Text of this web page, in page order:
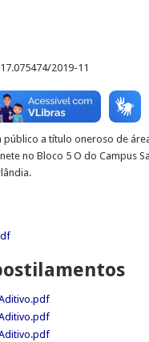
2019-11
público a título oneroso de
no Bloco 5 O do Campus